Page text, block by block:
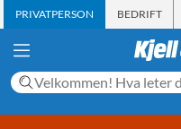
PRIVATPERSON BEDRIFT